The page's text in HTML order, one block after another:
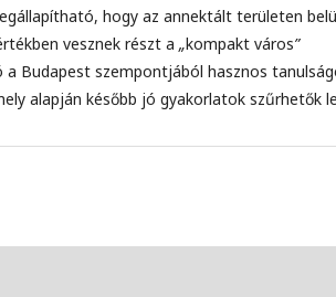
hogy az annektált területen
vesznek részt a „kompakt város”
a Budapest szempontjából hasznos
alapján később jó gyakorlatok szűrhetők